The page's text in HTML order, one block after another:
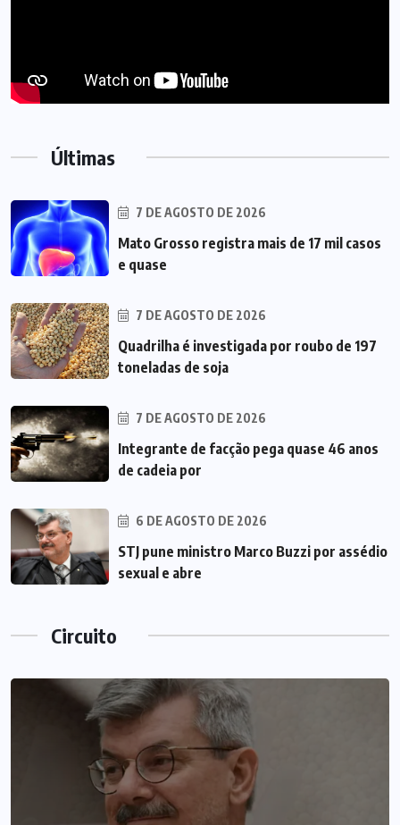
Últimas
7 DE AGOSTO DE 2026
Mato Grosso registra mais de 17 mil casos
e quase
7 DE AGOSTO DE 2026
Quadrilha é investigada por roubo de 197
toneladas de soja
7 DE AGOSTO DE 2026
Integrante de facção pega quase 46 anos
de cadeia por
6 DE AGOSTO DE 2026
STJ pune ministro Marco Buzzi por assédio
sexual e abre
Circuito